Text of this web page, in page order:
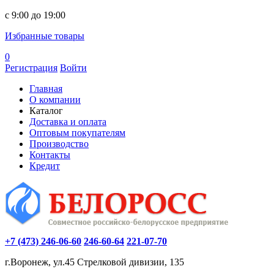
c 9:00 до 19:00
Избранные товары
0
Регистрация Войти
Главная
О компании
Каталог
Доставка и оплата
Оптовым покупателям
Производство
Контакты
Кредит
+7 (473) 246-06-60 246-60-64 221-07-70
г.Воронеж, ул.45 Стрелковой дивизии, 135